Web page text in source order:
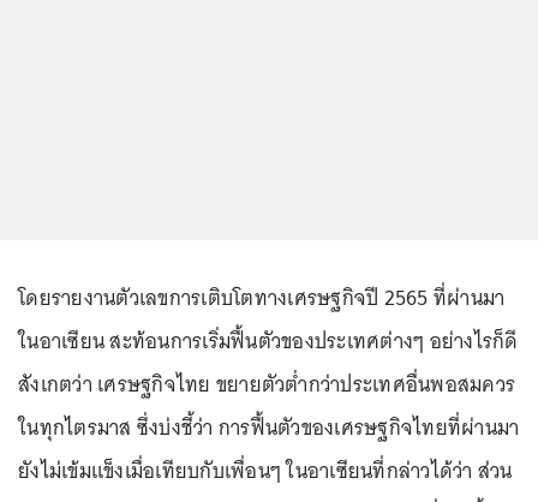
โดยรายงานตัวเลขการเติบโตทางเศรษฐกิจปี 2565 ที่ผ่านมา
ในอาเซียน สะท้อนการเริ่มฟื้นตัวของประเทศต่างๆ อย่างไรก็ดี
สังเกตว่า เศรษฐกิจไทย ขยายตัวต่ำกว่าประเทศอื่นพอสมควร
ในทุกไตรมาส ซึ่งบ่งชี้ว่า การฟื้นตัวของเศรษฐกิจไทยที่ผ่านมา
ยังไม่เข้มแข็งเมื่อเทียบกับเพื่อนๆ ในอาเซียนที่กล่าวได้ว่า ส่วน